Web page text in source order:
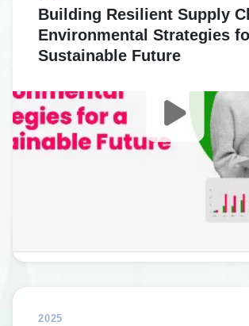
Building Resilient Supply
Environmental Strategies
Sustainable Future
2025